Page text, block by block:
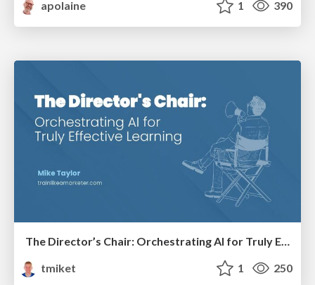
apolaine 1 390
tmiket
1 250